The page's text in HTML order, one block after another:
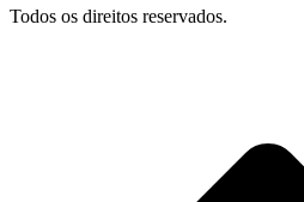
Todos os direitos reservados.